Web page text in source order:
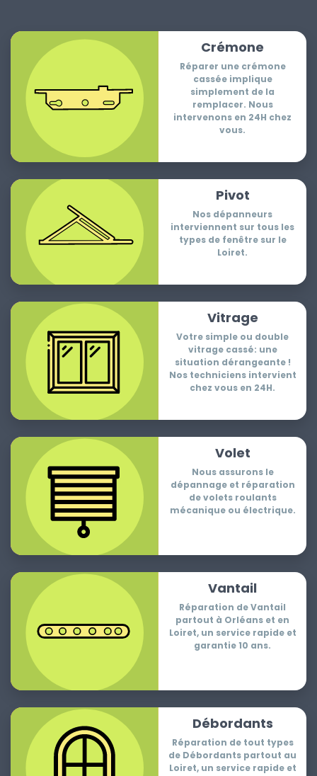
Crémone
Réparer une crémone
cassée implique
simplement de la
remplacer. Nous
intervenons en 24H chez
vous.
Pivot
Nos dépanneurs
interviennent sur tous les
types de fenêtre sur le
Loiret.
Vitrage
Votre simple ou double
vitrage cassé: une
situation dérangeante !
Nos techniciens intervient
chez vous en 24H.
Volet
Nous assurons le
dépannage et réparation
de volets roulants
mécanique ou électrique.
Vantail
Réparation de Vantail
partout à Orléans et en
Loiret, un service rapide et
garantie 10 ans.
Débordants
Réparation de tout types
de Débordants partout au
Loiret, un service rapide et